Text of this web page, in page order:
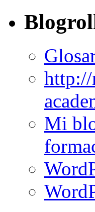
http://
Mi